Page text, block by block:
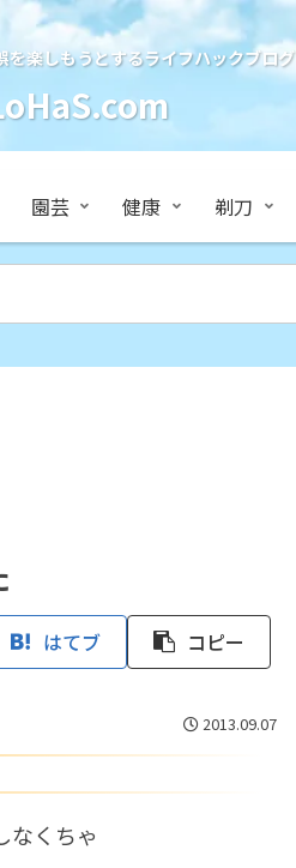
を楽しもうとするライフハックブログ
園芸 健康 剃刀
はてブ コピー
2013.09.07
なくちゃ